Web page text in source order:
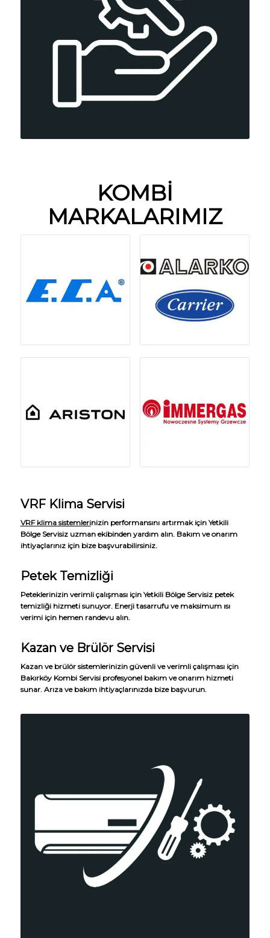
KOMBİ
MARKALARIMIZ
VRF Klima Servisi
VRF klima sistemlerinizin performansını artırmak için Yetkili
Bölge Servisiz uzman ekibinden yardım alın. Bakım ve onarım
ihtiyaçlarınız için bize başvurabilirsiniz.
Petek Temizliği
Peteklerinizin verimli çalışması için Yetkili Bölge Servisiz petek
temizliği hizmeti sunuyor. Enerji tasarrufu ve maksimum ısı
verimi için hemen randevu alın.
Kazan ve Brülör Servisi
Kazan ve brülör sistemlerinizin güvenli ve verimli çalışması için
Bakırköy Kombi Servisi profesyonel bakım ve onarım hizmeti
sunar. Arıza ve bakım ihtiyaçlarınızda bize başvurun.